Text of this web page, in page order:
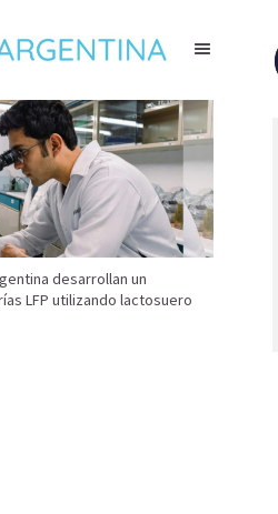
desarrollan un
LFP utilizando lactosuero